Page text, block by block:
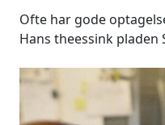
Ofte har gode
Hans theessink pladen